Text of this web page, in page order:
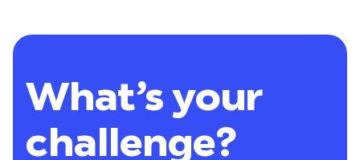
What’s your
challenge?